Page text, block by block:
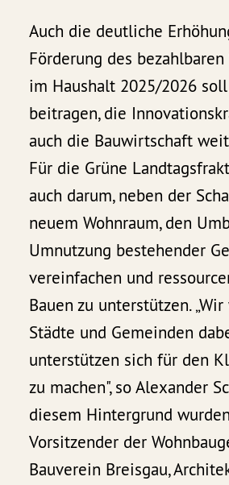
Auch die deutliche
Förderung des bezahlbaren
im Haushalt 2025/2026
beitragen, die
auch die Bauwirtschaft
Für die Grüne
auch darum, neben der
neuem Wohnraum, den
Umnutzung bestehender
vereinfachen und
Bauen zu unterstützen.
Städte und Gemeinden
unterstützen sich für den
zu machen", so Alexander
diesem Hintergrund
Vorsitzender der
Bauverein Breisgau,